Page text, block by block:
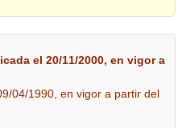
el 20/11/2000, en vigor a
04/1990, en vigor a partir del